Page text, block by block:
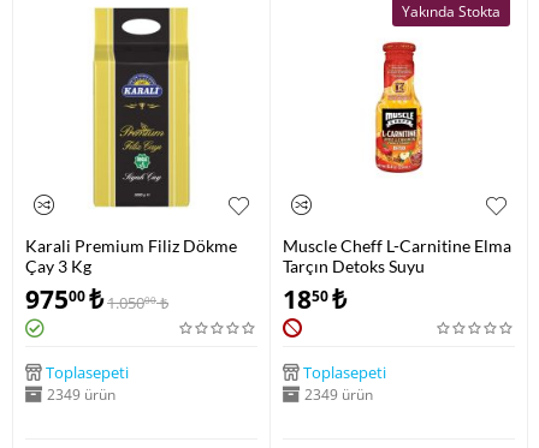
Karali Premium Filiz Dökme
Çay 3 Kg
97500₺1.05000 ₺
Toplasepeti
2349 ürün
Yakında Stokta
Muscle Cheff L-Carnitine Elma
Tarçın Detoks Suyu
1850₺
Toplasepeti
2349 ürün